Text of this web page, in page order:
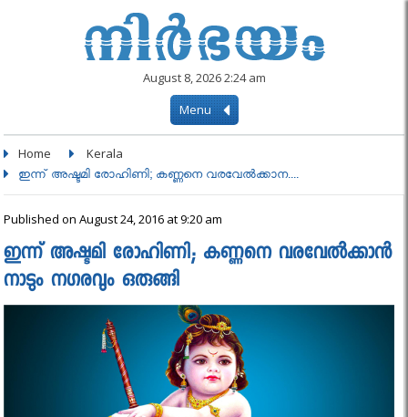
August 8, 2026 2:24 am
Menu
Home Kerala
ഇന്ന് അഷ്ടമി രോഹിണി; കണ്ണനെ വരവേല്‍ക്കാന....
Published on August 24, 2016 at 9:20 am
ഇന്ന് അഷ്ടമി രോഹിണി; കണ്ണനെ വരവേല്‍ക്കാന്‍
നാടും നഗരവും ഒരുങ്ങി